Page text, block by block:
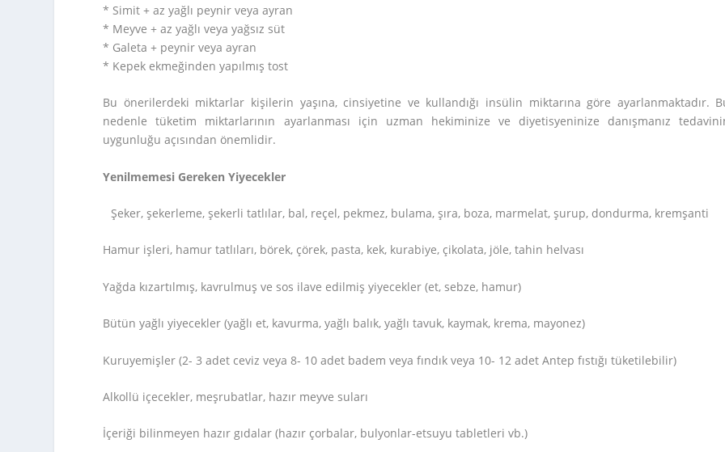
* Simit + az yağlı peynir veya ayran
* Meyve + az yağlı veya yağsız süt
* Galeta + peynir veya ayran
* Kepek ekmeğinden yapılmış tost
Bu önerilerdeki miktarlar kişilerin yaşına, cinsiyetine ve kullandığı insülin miktarına göre ayarlanmaktadır.
nedenle tüketim miktarlarının ayarlanması için uzman hekiminize ve diyetisyeninize danışmanız
uygunluğu açısından önemlidir.
Yenilmemesi Gereken Yiyecekler
Şeker, şekerleme, şekerli tatlılar, bal, reçel, pekmez, bulama, şıra, boza, marmelat, şurup, dondurma, kremşanti
Hamur işleri, hamur tatlıları, börek, çörek, pasta, kek, kurabiye, çikolata, jöle, tahin helvası
Yağda kızartılmış, kavrulmuş ve sos ilave edilmiş yiyecekler (et, sebze, hamur)
Bütün yağlı yiyecekler (yağlı et, kavurma, yağlı balık, yağlı tavuk, kaymak, krema, mayonez)
Kuruyemişler (2- 3 adet ceviz veya 8- 10 adet badem veya fındık veya 10- 12 adet Antep fıstığı tüketilebilir)
Alkollü içecekler, meşrubatlar, hazır meyve suları
İçeriği bilinmeyen hazır gıdalar (hazır çorbalar, bulyonlar-etsuyu tabletleri vb.)